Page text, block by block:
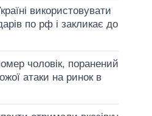
використовувати
по рф і закликає до
чоловік, поранений
атаки на ринок в